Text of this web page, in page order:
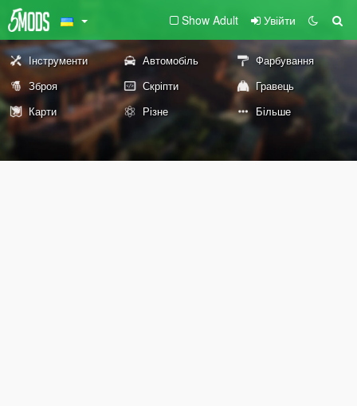
Show Adult Увійти
Інструменти Автомобіль
Фарбування
Зброя
Скріпти
Гравець
Карти
Різне Більше